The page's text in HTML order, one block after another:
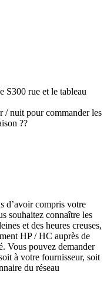
S300 rue et le tableau
/ nuit pour commander les
??
d’avoir compris votre
souhaitez connaître les
et des heures creuses,
HP / HC auprès de
Vous pouvez demander
à votre fournisseur, soit
du réseau